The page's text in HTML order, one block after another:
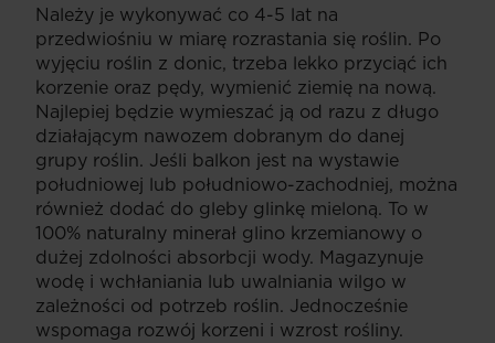
Należy je wykonywać co 4-5 lat na
przedwiośniu w miarę rozrastania się roślin. Po
wyjęciu roślin z donic, trzeba lekko przyciąć ich
korzenie oraz pędy, wymienić ziemię na nową.
Najlepiej będzie wymieszać ją od razu z długo
działającym nawozem dobranym do danej
grupy roślin. Jeśli balkon jest na wystawie
południowej lub południowo-zachodniej, można
również dodać do gleby glinkę mieloną. To w
100% naturalny minerał glino krzemianowy o
dużej zdolności absorbcji wody. Magazynuje
wodę i wchłaniania lub uwalniania wilgo w
zależności od potrzeb roślin. Jednocześnie
wspomaga rozwój korzeni i wzrost rośliny.